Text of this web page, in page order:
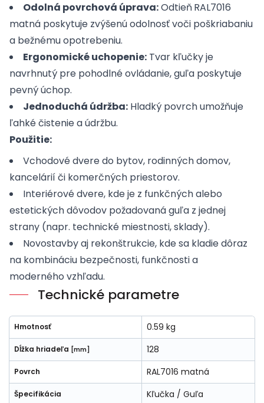
Odolná povrchová úprava:Odtieň RAL7016
matná poskytuje zvýšenú odolnosť voči poškriabaniu
a bežnému opotrebeniu.
Ergonomické uchopenie: Tvar kľučky je
navrhnutý pre pohodlné ovládanie, guľa poskytuje
pevný úchop.
Jednoduchá údržba: Hladký povrch umožňuje
ľahké čistenie a údržbu.
Použitie:
Vchodové dvere do bytov, rodinných domov,
kancelárií či komerčných priestorov.
Interiérové dvere, kde je z funkčných alebo
estetických dôvodov požadovaná guľa z jednej
strany (napr. technické miestnosti, sklady).
Novostavby aj rekonštrukcie, kde sa kladie dôraz
na kombináciu bezpečnosti, funkčnosti a
moderného vzhľadu.
Technické parametre
Hmotnosť 0.59 kg
Dĺžka hriadeľa [mm] 128
Povrch RAL7016 matná
Špecifikácia Kľučka / Guľa